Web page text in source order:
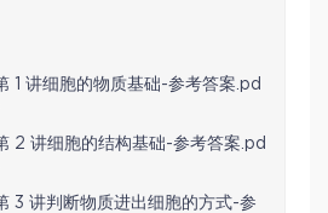
1 讲细胞的物质基础-参考答案.pd
2 讲细胞的结构基础-参考答案.pd
3 讲判断物质进出细胞的方式-参